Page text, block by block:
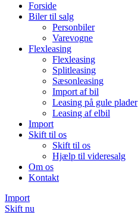
Forside
Biler til salg
Personbiler
Varevogne
Flexleasing
Flexleasing
Splitleasing
Sæsonleasing
Import af bil
Leasing på gule plader
Leasing af elbil
Import
Skift til os
Skift til os
Hjælp til videresalg
Om os
Kontakt
Import
Skift nu